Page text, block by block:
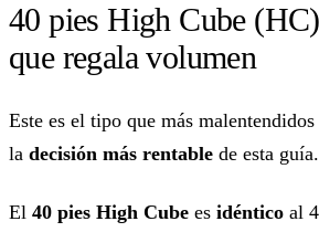
40 pies High Cube
que regala volumen
Este es el tipo que más
la decisión más rentable de esta guía.
El 40 pies High Cube es idéntico al